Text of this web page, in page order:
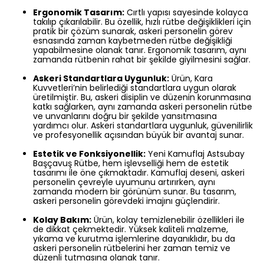
Ergonomik Tasarım: Cırtlı yapısı sayesinde kolayca
takılıp çıkarılabilir. Bu özellik, hızlı rütbe değişiklikleri için
pratik bir çözüm sunarak, askeri personelin görev
esnasında zaman kaybetmeden rütbe değişikliği
yapabilmesine olanak tanır. Ergonomik tasarım, aynı
zamanda rütbenin rahat bir şekilde giyilmesini sağlar.
Askeri Standartlara Uygunluk: Ürün, Kara
Kuvvetleri’nin belirlediği standartlara uygun olarak
üretilmiştir. Bu, askeri disiplin ve düzenin korunmasına
katkı sağlarken, aynı zamanda askeri personelin rütbe
ve unvanlarını doğru bir şekilde yansıtmasına
yardımcı olur. Askeri standartlara uygunluk, güvenilirlik
ve profesyonellik açısından büyük bir avantaj sunar.
Estetik ve Fonksiyonellik: Yeni Kamuflaj Astsubay
Başçavuş Rütbe, hem işlevselliği hem de estetik
tasarımı ile öne çıkmaktadır. Kamuflaj deseni, askeri
personelin çevreyle uyumunu artırırken, aynı
zamanda modern bir görünüm sunar. Bu tasarım,
askeri personelin görevdeki imajını güçlendirir.
Kolay Bakım: Ürün, kolay temizlenebilir özellikleri ile
de dikkat çekmektedir. Yüksek kaliteli malzeme,
yıkama ve kurutma işlemlerine dayanıklıdır, bu da
askeri personelin rütbelerini her zaman temiz ve
düzenli tutmasına olanak tanır.